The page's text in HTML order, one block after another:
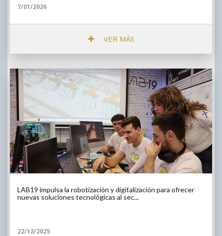
7/01/2026
VER MÁS
LAB19 impulsa la robotización y digitalización para ofrecer
nuevas soluciones tecnológicas al sec...
22/12/2025